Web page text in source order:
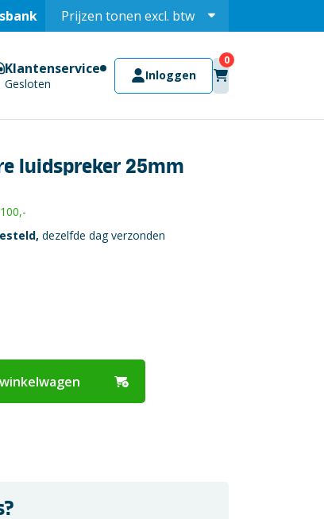
Prijzen tonen excl. btw
Klantenservice
Gesloten
Inloggen
luidspreker 25mm
dezelfde dag verzonden